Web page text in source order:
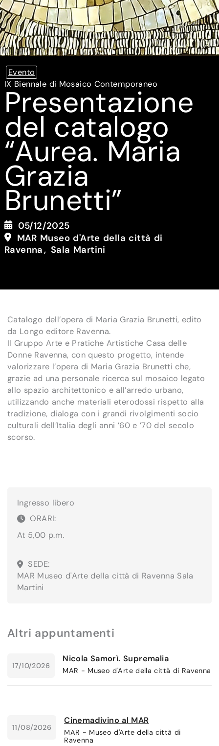
Evento
IX Biennale di Mosaico Contemporaneo
Presentazione
del catalogo
“Aurea. Maria
Grazia
Brunetti”
05/12/2025
MAR Museo d'Arte della città di
Ravenna
Sala Martini
Catalogo dell’opera di Maria Grazia Brunetti, edito
da Longo editore Ravenna.
Il Gruppo Arte e Pratiche Artistiche Casa delle
Donne Ravenna, con questo progetto, intende
valorizzare l’opera di Maria Grazia Brunetti che,
grazie ad una personale ricerca sul mosaico legato
allo spazio architettonico e all’arredo urbano,
utilizzando anche materiali eterodossi rispetto alla
tradizione, dialoga con i grandi rivolgimenti socio
culturali dell’Italia degli anni ’60 e ’70 del secolo
scorso.
Ingresso libero
ORARI:
At 5,00 p.m.
SEDE:
MAR Museo d'Arte della città di Ravenna Sala
Martini
Altri appuntamenti
17/10/2026
Nicola Samorì. Supremalia
MAR - Museo d'Arte della città di Ravenna
11/08/2026
Cinemadivino al MAR
MAR - Museo d'Arte della città di
Ravenna